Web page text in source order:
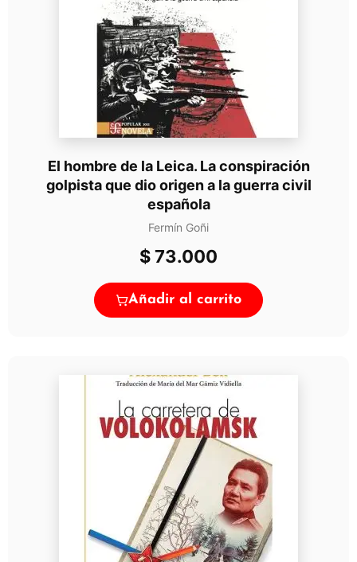
El hombre de la Leica. La conspiración
golpista que dio origen a la guerra civil
española
Fermín Goñi
$73.000
Añadir al carrito